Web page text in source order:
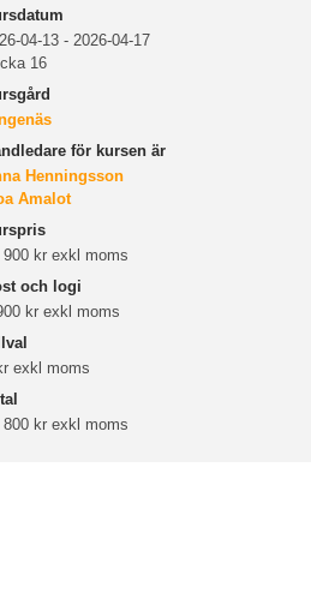
04-13 - 2026-04-17
16
för kursen är
Henningsson
Amalot
900 kr exkl moms
och logi
kr exkl moms
exkl moms
800 kr exkl moms